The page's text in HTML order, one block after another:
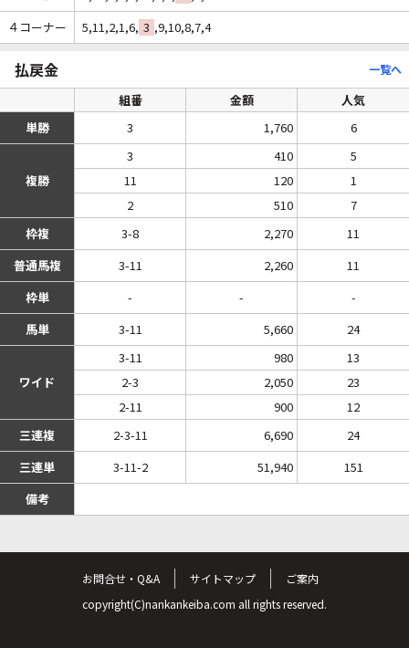
４コーナー
5,11,2,1,6, 3 ,9,10,8,7,4
払戻金 一覧へ
組番 金額
人気
単勝
3 1,760 6
複勝
3 410
5
11
120
1
2
510
7
枠複
3-8 2,270
11
普通馬複
3-11 2,260
11
枠単
- -
-
馬単
3-11 5,660 24
ワイド
3-11 980
13
2-3
2,050
23
2-11
900
12
三連複
2-3-11 6,690
24
三連単
3-11-2 51,940
151
備考
お問合せ・Q&A サイトマップ
ご案内
copyright(C)nankankeiba.com all rights reserved.